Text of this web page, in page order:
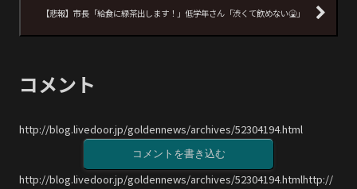
【悲報】市長「給食に緑茶出します！」低学年さん「渋くて飲めない🤮」
コメント
http://blog.livedoor.jp/goldennews/archives/52304194.html
コメントを書き込む
http://blog.livedoor.jp/goldennews/archives/52304194.htmlhttp://